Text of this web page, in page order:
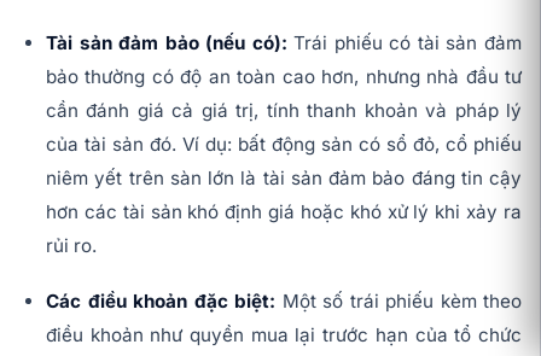
Tài sản đảm bảo (nếu có): Trái phiếu có tài sản đảm
bảo thường có độ an toàn cao hơn, nhưng nhà đầu tư
cần đánh giá cả giá trị, tính thanh khoản và pháp lý
của tài sản đó. Ví dụ: bất động sản có sổ đỏ, cổ phiếu
niêm yết trên sàn lớn là tài sản đảm bảo đáng tin cậy
hơn các tài sản khó định giá hoặc khó xử lý khi xảy ra
rủi ro.
Các điều khoản đặc biệt: Một số trái phiếu kèm theo
điều khoản như quyền mua lại trước hạn của tổ chức